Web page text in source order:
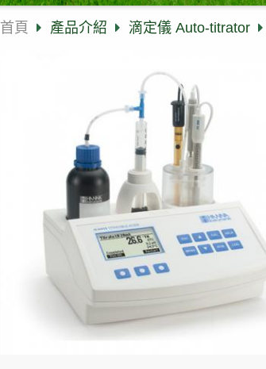
首頁 產品介紹 滴定儀 Auto-titrator